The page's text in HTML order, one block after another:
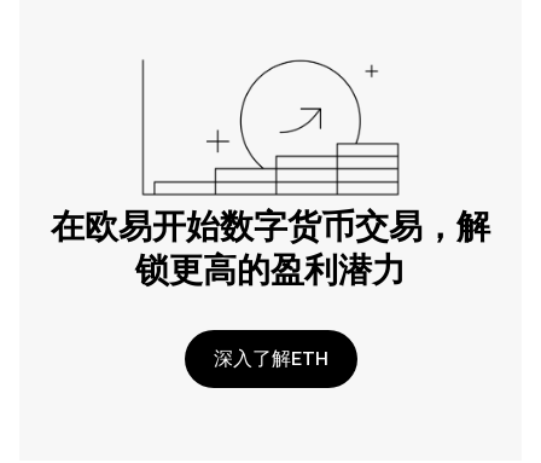
在欧易开始数字货币交易，解
锁更高的盈利潜力
深入了解ETH